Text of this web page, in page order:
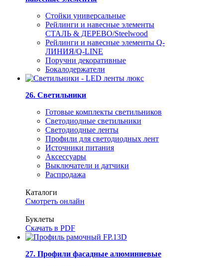
Стойки универсальные
Рейлинги и навесные элементы
СТАЛЬ & ДЕРЕВО/Steelwood
Рейлинги и навесные элементы Q-
ЛИНИЯ/Q-LINE
Поручни декоративные
Бокалодержатели
26. Светильники
Готовые комплекты светильников
Светодиодные светильники
Светодиодные ленты
Профили для светодиодных лент
Источники питания
Аксессуары
Выключатели и датчики
Распродажа
Каталоги
Смотреть онлайн
Буклеты
Скачать в PDF
27. Профили фасадные алюминиевые